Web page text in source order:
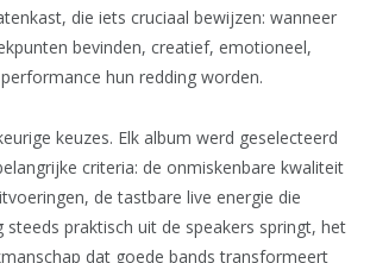
die iets cruciaal bewijzen: wanneer
bevinden, creatief, emotioneel,
hun redding worden.
keuzes. Elk album werd geselecteerd
criteria: de onmiskenbare kwaliteit
de tastbare live energie die
steeds praktisch uit de speakers springt, het
dat goede bands transformeert